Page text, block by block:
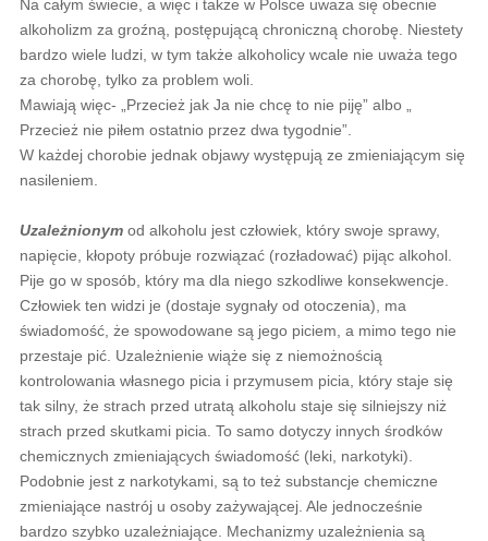
Na całym świecie, a więc i także w Polsce uważa się obecnie
alkoholizm za groźną, postępującą chroniczną chorobę. Niestety
bardzo wiele ludzi, w tym także alkoholicy wcale nie uważa tego
za chorobę, tylko za problem woli.
Mawiają więc- „Przecież jak Ja nie chcę to nie piję” albo „
Przecież nie piłem ostatnio przez dwa tygodnie”.
W każdej chorobie jednak objawy występują ze zmieniającym się
nasileniem.
Uzależnionymod alkoholu jest człowiek, który swoje sprawy,
napięcie, kłopoty próbuje rozwiązać (rozładować) pijąc alkohol.
Pije go w sposób, który ma dla niego szkodliwe konsekwencje.
Człowiek ten widzi je (dostaje sygnały od otoczenia), ma
świadomość, że spowodowane są jego piciem, a mimo tego nie
przestaje pić. Uzależnienie wiąże się z niemożnością
kontrolowania własnego picia i przymusem picia, który staje się
tak silny, że strach przed utratą alkoholu staje się silniejszy niż
strach przed skutkami picia. To samo dotyczy innych środków
chemicznych zmieniających świadomość (leki, narkotyki).
Podobnie jest z narkotykami, są to też substancje chemiczne
zmieniające nastrój u osoby zażywającej. Ale jednocześnie
bardzo szybko uzależniające. Mechanizmy uzależnienia są